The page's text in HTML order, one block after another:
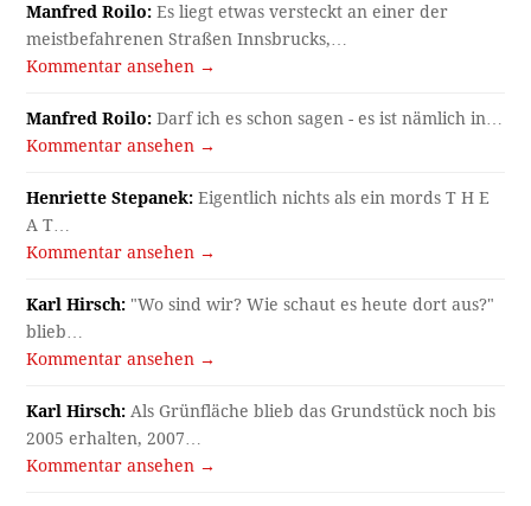
Manfred Roilo: Es liegt etwas versteckt an einer der
meistbefahrenen Straßen Innsbrucks,…
Kommentar ansehen →
Manfred Roilo: Darf ich es schon sagen - es ist nämlich in…
Kommentar ansehen →
Henriette Stepanek: Eigentlich nichts als ein mords T H E
A T…
Kommentar ansehen →
Karl Hirsch: "Wo sind wir? Wie schaut es heute dort aus?"
blieb…
Kommentar ansehen →
Karl Hirsch: Als Grünfläche blieb das Grundstück noch bis
2005 erhalten, 2007…
Kommentar ansehen →